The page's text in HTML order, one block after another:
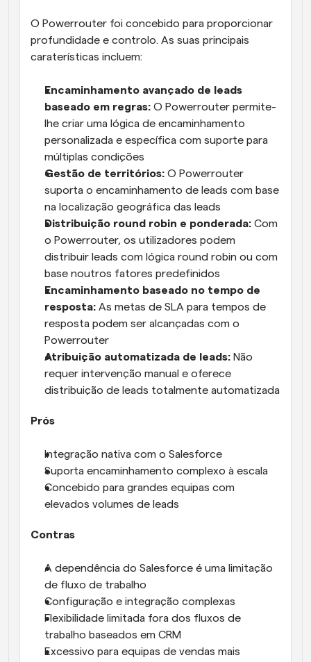
O Powerrouter foi concebido para proporcionar
profundidade e controlo. As suas principais
caraterísticas incluem:
Encaminhamento avançado de leads
baseado em regras: O Powerrouter permite-
lhe criar uma lógica de encaminhamento
personalizada e específica com suporte para
múltiplas condições
Gestão de territórios: O Powerrouter
suporta o encaminhamento de leads com base
na localização geográfica das leads
Distribuição round robin e ponderada: Com
o Powerrouter, os utilizadores podem
distribuir leads com lógica round robin ou com
base noutros fatores predefinidos
Encaminhamento baseado no tempo de
resposta: As metas de SLA para tempos de
resposta podem ser alcançadas com o
Powerrouter
Atribuição automatizada de leads: Não
requer intervenção manual e oferece
distribuição de leads totalmente automatizada
Prós
Integração nativa com o Salesforce
Suporta encaminhamento complexo à escala
Concebido para grandes equipas com
elevados volumes de leads
Contras
A dependência do Salesforce é uma limitação
de fluxo de trabalho
Configuração e integração complexas
Flexibilidade limitada fora dos fluxos de
trabalho baseados em CRM
Excessivo para equipas de vendas mais